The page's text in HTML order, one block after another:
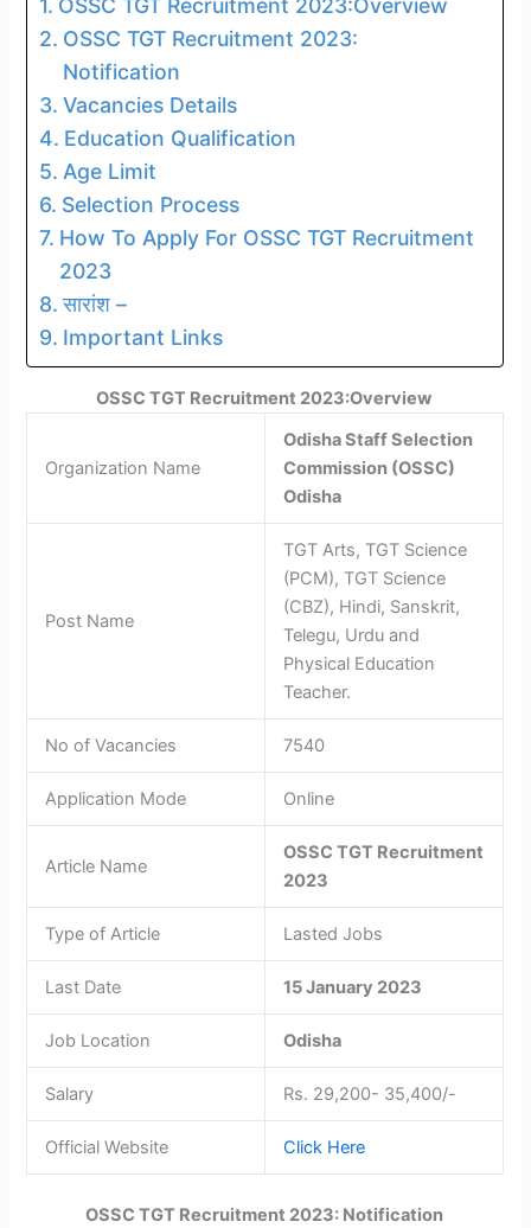
OSSC TGT Recruitment 2023:
Notification
Vacancies Details
Education Qualification
Age Limit
Selection Process
How To Apply For OSSC TGT Recruitment
2023
सारांश –
Important Links
OSSC TGT Recruitment 2023:Overview
Organization Name
Odisha Staff Selection
Commission (OSSC)
Odisha
Post Name
TGT Arts, TGT Science
(PCM), TGT Science
(CBZ), Hindi, Sanskrit,
Telegu, Urdu and
Physical Education
Teacher.
No of Vacancies 7540
Application Mode Online
Article Name
OSSC TGT Recruitment
2023
Type of Article Lasted Jobs
Last Date 15 January 2023
Job Location Odisha
Salary Rs. 29,200- 35,400/-
Official Website Click Here
OSSC TGT Recruitment 2023: Notification